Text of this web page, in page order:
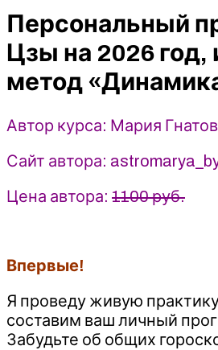
на
2026
год,
используя
«Динамика
Ци»
-
Мария
Гнатовская
Персональный
Цзы на 2026 год,
метод
Автор курса: Мария
Сайт автора:
Цена автора: 1100 руб.
Впервые!
Я проведу живую
составим ваш личный
Забудьте об общих